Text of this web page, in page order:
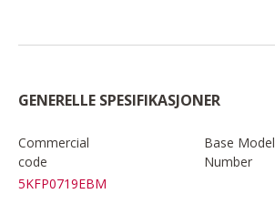
GENERELLE SPESIFIKASJONER
Commercial
code
5KFP0719EBM
Base Model
Number